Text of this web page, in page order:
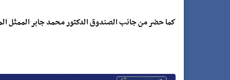
كما حضر من جانب الصندوق الدكتور محمد جابر الممثل